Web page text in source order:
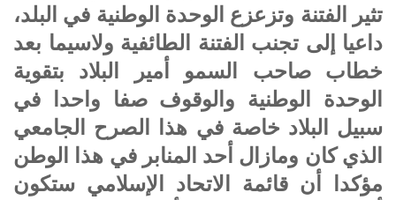
تثير الفتنة وتزعزع الوحدة الوطنية في البلد،
داعيا إلى تجنب الفتنة الطائفية ولاسيما بعد
خطاب صاحب السمو أمير البلاد بتقوية
الوحدة الوطنية والوقوف صفا واحدا في
سبيل البلاد خاصة في هذا الصرح الجامعي
الذي كان ومازال أحد المنابر في هذا الوطن
مؤكدا أن قائمة الاتحاد الإسلامي ستكون